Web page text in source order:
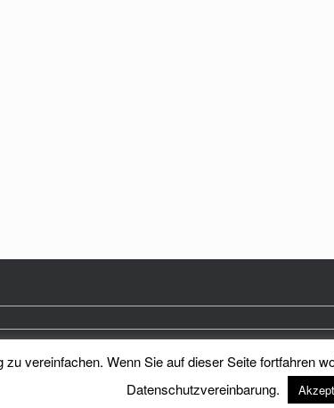
Heimatkreis Reichenberg Stadt und Land e.V.
vereinfachen. Wenn Sie auf dieser Seite fortfahren
Datenschutzvereinbarung.